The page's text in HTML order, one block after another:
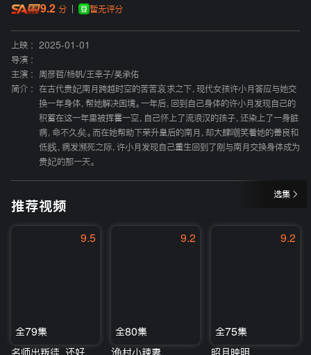
9.2 分 暂无评分
上映 :
2025-01-01
导演 :
主演 :
周彦哲/杨帆/王幸子/吴承佑
简介 :
在古代贵妃南月跨越时空的苦苦哀求之下，现代女孩许小月答应与她交
换一年身体，帮她解决困境。一年后，回到自己身体的许小月发现自己的
积蓄在这一年里被挥霍一空，自己怀上了流浪汉的孩子，还染上了一身脏
病，命不久矣。而在她帮助下荣升皇后的南月，却大肆嘲笑着她的善良和
低贱，病发濒死之际，许小月发现自己重生回到了刚与南月交换身体成为
贵妃的那一天。
选集
推荐视频
9.5
全79集
9.2
全80集
渔村小辣妻
9.2
全75集
昭月映明